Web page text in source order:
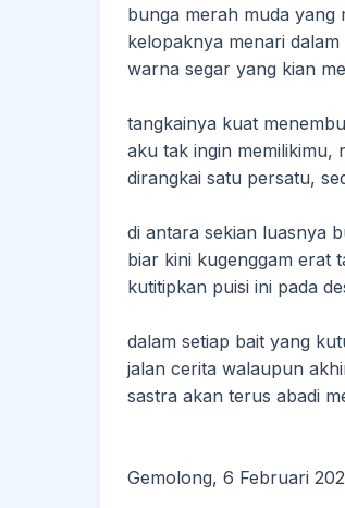
bunga merah muda yang
kelopaknya menari
warna segar yang kian
tangkainya kuat
aku tak ingin memilikimu,
dirangkai satu persatu,
di antara sekian luasnya
biar kini kugenggam erat
kutitipkan puisi ini pada
dalam setiap bait yang
jalan cerita walaupun
sastra akan terus abadi
Gemolong, 6 Februari